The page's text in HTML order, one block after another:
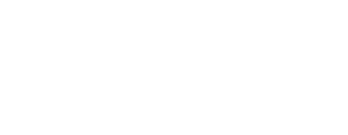
ta mới làm việc hiệu